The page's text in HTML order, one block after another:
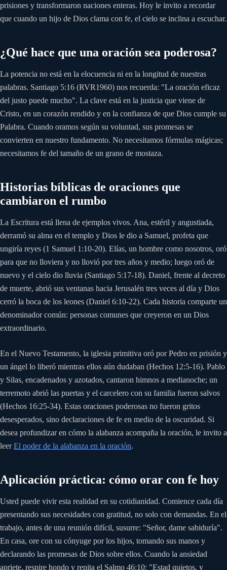
prisiones y transformaron naciones enteras. Hoy le invito a recordar
que cuando un hijo de Dios clama con fe, el cielo se inclina a escuchar.
¿Qué hace que una oración sea poderosa?
La potencia no está en la elocuencia ni en la longitud de nuestras
palabras. Santiago 5:16 (RVR1960) nos recuerda: "La oración eficaz
del justo puede mucho". La clave está en la justicia que viene de
Cristo, en un corazón rendido y en la confianza de que Dios cumple su
Palabra. Cuando oramos según su voluntad, sus promesas se
convierten en nuestro fundamento. No necesitamos fórmulas mágicas;
necesitamos fe del tamaño de un grano de mostaza.
Historias bíblicas de oraciones que
cambiaron el rumbo
La Escritura está llena de ejemplos vivos. Ana, estéril y angustiada,
derramó su alma en el templo y Dios le dio a Samuel, profeta que
ungiría reyes (1 Samuel 1:10-20). Elías, un hombre como nosotros, oró
para que no lloviera y no llovió por tres años y medio; luego oró de
nuevo y el cielo dio lluvia (Santiago 5:17-18). Daniel, frente al decreto
de muerte, abrió sus ventanas hacia Jerusalén tres veces al día y Dios
cerró la boca de los leones (Daniel 6:10-22). Cada historia comparte un
denominador común: personas comunes que creyeron en un Dios
extraordinario.
En el Nuevo Testamento, la iglesia primitiva oró por Pedro en prisión y
un ángel lo liberó mientras ellos aún dudaban (Hechos 12:5-16). Pablo
y Silas, encadenados y azotados, cantaron himnos a medianoche; un
terremoto abrió las puertas y el carcelero con su familia fueron salvos
(Hechos 16:25-34). Estas oraciones poderosas no fueron gritos
desesperados, sino declaraciones de fe en medio de la oscuridad. Si
desea profundizar en cómo la alabanza acompaña la oración, le invito a
leerEl poder de la alabanza en la oración.
Aplicación práctica: cómo orar con fe hoy
Usted puede vivir esta realidad en su cotidianidad. Comience cada día
presentando sus necesidades con gratitud, no solo con demandas. En el
trabajo, antes de una reunión difícil, susurre: "Señor, dame sabiduría".
En casa, ore con su cónyuge por los hijos, tomando sus manos y
declarando las promesas de Dios sobre ellos. Cuando la ansiedad
apriete, respire hondo y repita el Salmo 46:10: "Estad quietos, y